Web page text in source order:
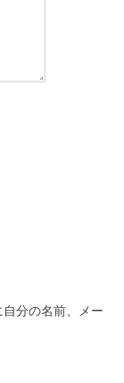
分の名前、メー